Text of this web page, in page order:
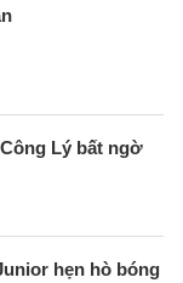
Lý bất ngờ
hẹn hò bóng